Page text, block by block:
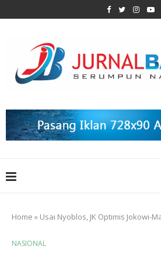
Home » Usai Nyoblos, JK Optimis Jokowi-
NASIONAL